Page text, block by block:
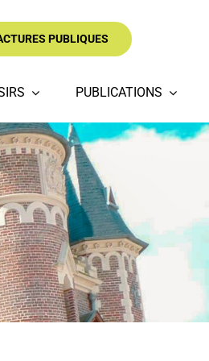
PUBLIQUES
PUBLICATIONS